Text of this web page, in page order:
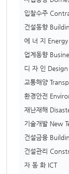
입찰수주
건설동향
에 너 지 Energy
업계동향
디 자 인 Design
교통해양
환경안전
재난재해
기술개발 New
건설금융
건설관리
자 동 화 ICT